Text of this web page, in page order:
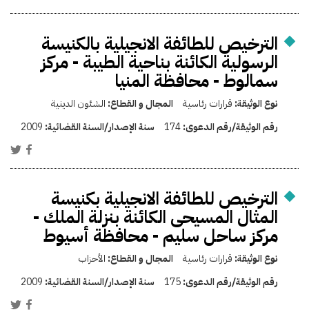
الترخيص للطائفة الانجيلية بالكنيسة
الرسولية الكائنة بناحية الطيبة - مركز
سمالوط - محافظة المنيا
نوع الوثيقة: قرارات رئاسية المجال و القطاع: الشئون الدينية
رقم الوثيقة/رقم الدعوى:174 سنة الإصدار/السنة القضائية: 2009
الترخيص للطائفة الانجيلية بكنيسة
المثال المسيحى الكائنة بنزلة الملك -
مركز ساحل سليم - محافظة أسيوط
نوع الوثيقة: قرارات رئاسية المجال و القطاع: الأحزاب
رقم الوثيقة/رقم الدعوى:175 سنة الإصدار/السنة القضائية: 2009